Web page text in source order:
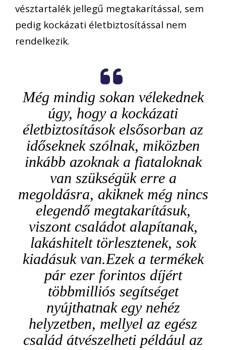
vésztartalék jellegű megtakarítással, sem
pedig kockázati életbiztosítással nem
rendelkezik.
Még mindig sokan vélekednek
úgy, hogy a kockázati
életbiztosításokelsősorban az
időseknek szólnak, miközben
inkább azoknak a fiataloknak
van szükségük erre a
megoldásra, akiknek még nincs
elegendő megtakarításuk,
viszont családot alapítanak,
lakáshitelt törlesztenek, sok
kiadásuk van.Ezek a termékek
pár ezer forintos díjért
többmilliós segítséget
nyújthatnak egy nehéz
helyzetben, mellyel az egész
család átvészelheti például az